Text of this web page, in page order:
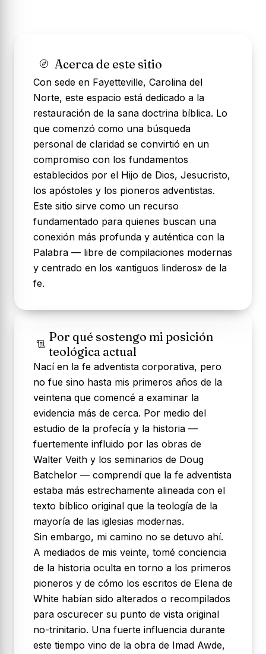
Acerca de este sitio
Con sede en Fayetteville, Carolina del
Norte, este espacio está dedicado a la
restauración de la sana doctrina bíblica. Lo
que comenzó como una búsqueda
personal de claridad se convirtió en un
compromiso con los fundamentos
establecidos por el Hijo de Dios, Jesucristo,
los apóstoles y los pioneros adventistas.
Este sitio sirve como un recurso
fundamentado para quienes buscan una
conexión más profunda y auténtica con la
Palabra — libre de compilaciones modernas
y centrado en los «antiguos linderos» de la
fe.
Por qué sostengo mi posición
teológica actual
Nací en la fe adventista corporativa, pero
no fue sino hasta mis primeros años de la
veintena que comencé a examinar la
evidencia más de cerca. Por medio del
estudio de la profecía y la historia —
fuertemente influido por las obras de
Walter Veith y los seminarios de Doug
Batchelor — comprendí que la fe adventista
estaba más estrechamente alineada con el
texto bíblico original que la teología de la
mayoría de las iglesias modernas.
Sin embargo, mi camino no se detuvo ahí.
A mediados de mis veinte, tomé conciencia
de la historia oculta en torno a los primeros
pioneros y de cómo los escritos de Elena de
White habían sido alterados o recompilados
para oscurecer su punto de vista original
no-trinitario. Una fuerte influencia durante
este tiempo vino de la obra de Imad Awde,